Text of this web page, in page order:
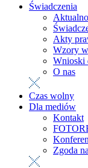
Świadczenia
Akty
Wzory
Wnioski
O nas
Czas wolny
Dla mediów
Kontakt
Zgoda